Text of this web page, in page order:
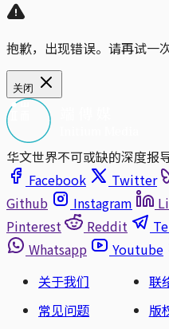
抱歉，出现错误。请再试一次
关闭
华文世界不可或缺的深度报
Facebook
Twitter
Github
Instagram
Pinterest
Reddit
Whatsapp
Youtube
关于我们
联
常见问题
版